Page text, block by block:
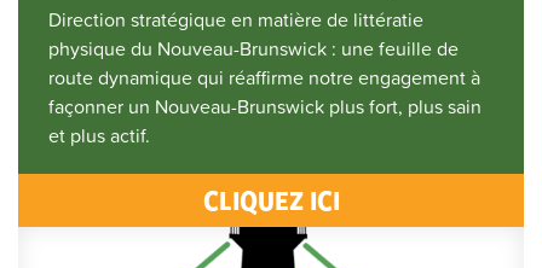
Direction stratégique en matière de littératie
physique du Nouveau-Brunswick : une feuille de
route dynamique qui réaffirme notre engagement à
façonner un Nouveau-Brunswick plus fort, plus sain
et plus actif.
CLIQUEZ ICI